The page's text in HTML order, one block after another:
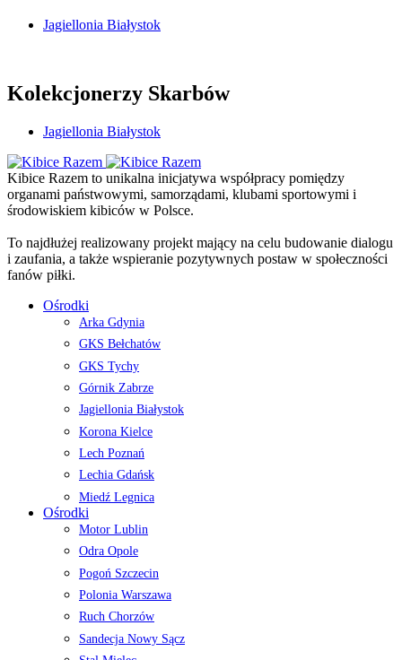
Jagiellonia Białystok
Kolekcjonerzy Skarbów
Jagiellonia Białystok
Kibice Razem to unikalna inicjatywa współpracy pomiędzy
organami państwowymi, samorządami, klubami sportowymi i
środowiskiem kibiców w Polsce.
To najdłużej realizowany projekt mający na celu budowanie dialogu
i zaufania, a także wspieranie pozytywnych postaw w społeczności
fanów piłki.
Ośrodki
Arka Gdynia
GKS Bełchatów
GKS Tychy
Górnik Zabrze
Jagiellonia Białystok
Korona Kielce
Lech Poznań
Lechia Gdańsk
Miedź Legnica
Ośrodki
Motor Lublin
Odra Opole
Pogoń Szczecin
Polonia Warszawa
Ruch Chorzów
Sandecja Nowy Sącz